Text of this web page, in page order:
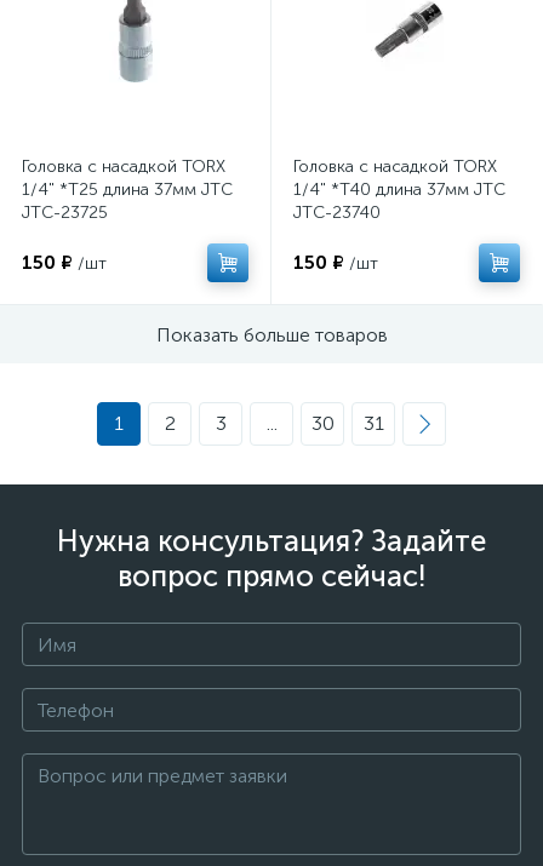
Головка с насадкой TORX
1/4" *T25 длина 37мм JTC
JTC-23725
150 ₽ /шт
Головка с насадкой TORX
1/4" *T40 длина 37мм JTC
JTC-23740
150 ₽ /шт
Показать больше товаров
1 2 3 ... 30 31
Нужна консультация? Задайте
вопрос прямо сейчас!